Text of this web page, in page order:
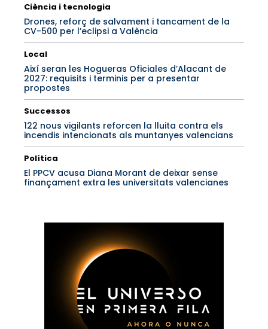
Ciència i tecnologia
Drones, reforç de salvament i tancament de la
CV-500 per l’eclipsi a València
Local
Així seran les Hogueras Oficiales d’Alacant de
2027: requisits i terminis per a presentar
propostes
Successos
122 nous vigilants reforcen la lluita contra els
incendis intencionats als muntanyes valencians
Política
El PPCV acusa Diana Morant de deixar sense
finançament extra les universitats valencianes